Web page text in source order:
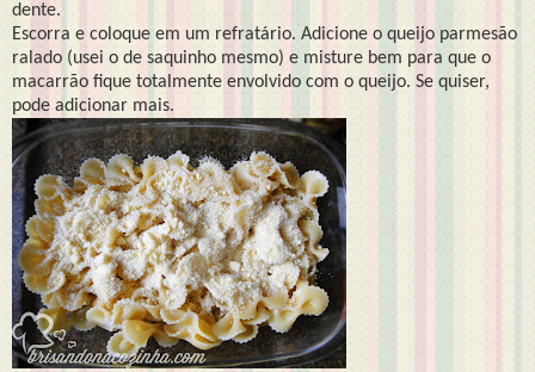
dente.
Escorra e coloque em um refratário. Adicione o queijo parmesão
ralado (usei o de saquinho mesmo) e misture bem para que o
macarrão fique totalmente envolvido com o queijo. Se quiser,
pode adicionar mais.